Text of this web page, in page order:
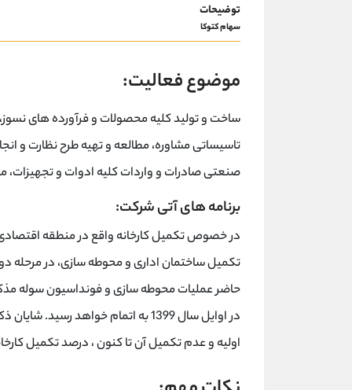
توضیحات
سهام کتوکا
موضوع فعالیت:
ساخت و تولید کلیه محصولات و فرآورده های
تاسیساتی مشاوره، مطالعه و تهیه طرح نظارت و
صنعتی صادرات و واردات کلیه ادوات و تجهیزات،
برنامه های آتی شرکت:
در خصوص تکمیل کارخانه واقع در منطقه
تکمیل ساختمان اداری و محوطه سازی، در مرحله
حاضر عملیات محوطه سازی و فونداسیون سوله
در اوایل سال 1399 به اتمام خواهد
اولیه و عدم تکمیل آن تا کنون ، درصد تکمیل کارخانه در پایان شال